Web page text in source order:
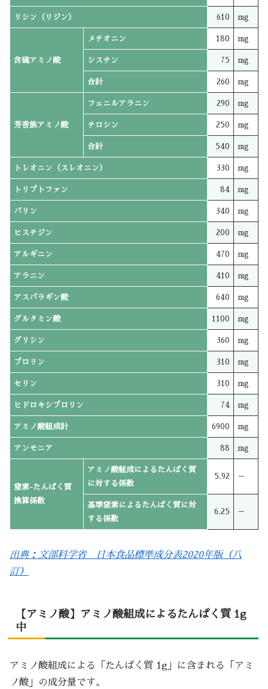
リシン（リジン） 610 mg
含硫アミノ酸
メチオニン 180 mg
シスチン 75 mg
合計 260 mg
芳香族アミノ酸
フェニルアラニン 290 mg
チロシン 250 mg
合計 540 mg
トレオニン（スレオニン） 330 mg
トリプトファン 84 mg
バリン 340 mg
ヒスチジン 200 mg
アルギニン 470 mg
アラニン 410 mg
アスパラギン酸 640 mg
グルタミン酸 1100 mg
グリシン 360 mg
プロリン 310 mg
セリン 310 mg
ヒドロキシプロリン 74 mg
アミノ酸組成計 6900 mg
アンモニア 88 mg
窒素-たんぱく質
換算係数
アミノ酸組成によるたんぱく質
に対する係数
5.92 －
基準窒素によるたんぱく質に対
する係数
6.25 －
出典：文部科学省 日本食品標準成分表2020年版（八
訂）
【アミノ酸】アミノ酸組成によるたんぱく質 1g
中
アミノ酸組成による「たんぱく質 1g」に含まれる「アミ
ノ酸」の成分量です。